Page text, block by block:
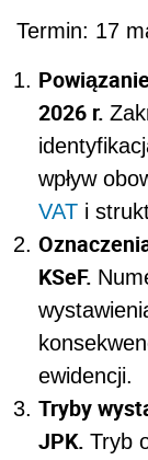
Termin: 17
2026 r.
wpływ
VAT i
KSeF.
ewidencji.
Tryby
JPK. Tryb